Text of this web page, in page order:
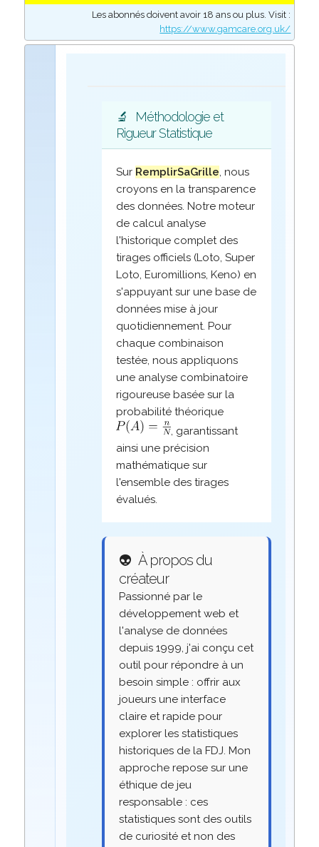
Les abonnés doivent avoir 18 ans ou plus. Visit :
https://www.gamcare.org.uk/
🔬
Méthodologie et
Rigueur Statistique
Sur RemplirSaGrille, nous
croyons en la transparence
des données. Notre moteur
de calcul analyse
l'historique complet des
tirages officiels (Loto, Super
Loto, Euromillions, Keno) en
s'appuyant sur une base de
données mise à jour
quotidiennement. Pour
chaque combinaison
testée, nous appliquons
une analyse combinatoire
rigoureuse basée sur la
probabilité théorique
, garantissant
ainsi une précision
mathématique sur
l'ensemble des tirages
évalués.
👽 À propos du
créateur
Passionné par le
développement web et
l'analyse de données
depuis 1999, j'ai conçu cet
outil pour répondre à un
besoin simple : offrir aux
joueurs une interface
claire et rapide pour
explorer les statistiques
historiques de la FDJ. Mon
approche repose sur une
éthique de jeu
responsable : ces
statistiques sont des outils
de curiosité et non des